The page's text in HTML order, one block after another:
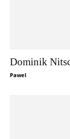
Dominik
Pawel